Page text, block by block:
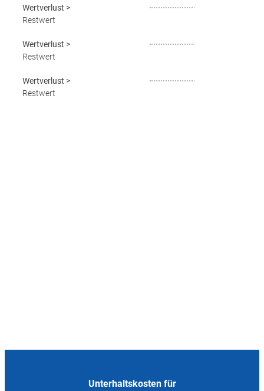
Wertverlust >
Restwert
Wertverlust >
Restwert
Wertverlust >
Restwert
Unterhaltskosten für